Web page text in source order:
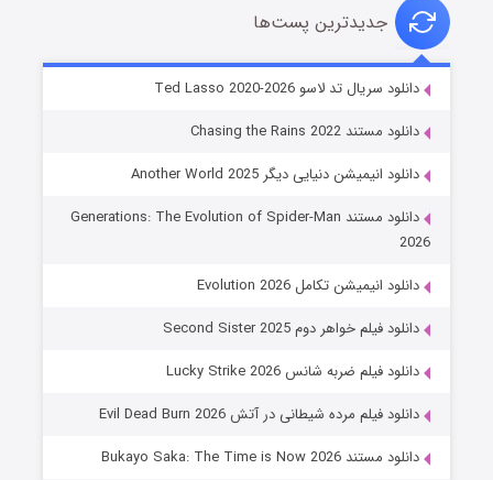
خاندان اژدها فصل ۳
جادوگری در مغولستان
جدیدترین پست‌ها
دانلود سریال تد لاسو Ted Lasso 2020-2026
دانلود مستند Chasing the Rains 2022
دانلود انیمیشن دنیایی دیگر Another World 2025
دانلود مستند Generations: The Evolution of Spider-Man
2026
دانلود انیمیشن تکامل Evolution 2026
دانلود فیلم خواهر دوم Second Sister 2025
دانلود فیلم ضربه شانس Lucky Strike 2026
دانلود فیلم مرده شیطانی در آتش Evil Dead Burn 2026
دانلود مستند Bukayo Saka: The Time is Now 2026